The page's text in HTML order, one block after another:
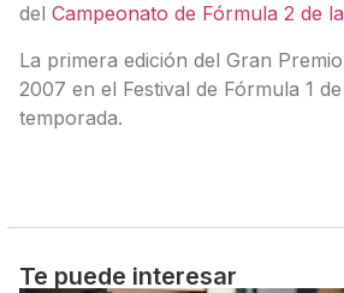
del Campeonato de Fórmula 2 de
La primera edición del Gran
2007 en el Festival de Fórmula 1
temporada.
Te puede interesar